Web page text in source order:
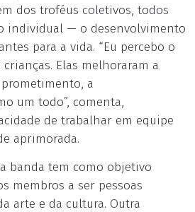
dos troféus coletivos, todos
individual — o desenvolvimento
para a vida. “Eu percebo o
Elas melhoraram a
a
um todo”, comenta,
de trabalhar em equipe
aprimorada.
banda tem como objetivo
membros a ser pessoas
arte e da cultura. Outra